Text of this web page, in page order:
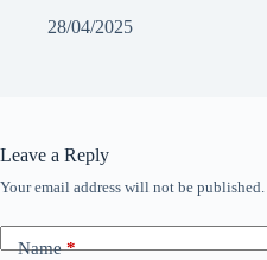
28/04/2025
Leave a Reply
Your email address will not be published.
Name*